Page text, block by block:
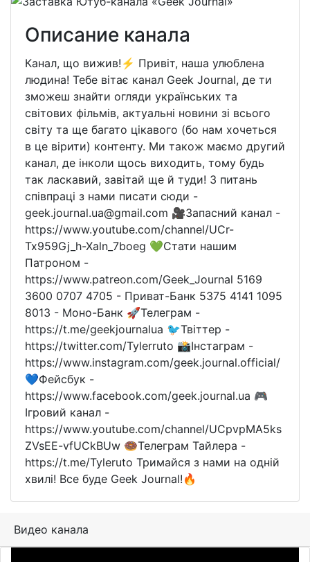
Описание канала
Канал, що вижив!⚡️ Привіт, наша улюблена
людина! Тебе вітає канал Geek Journal, де ти
зможеш знайти огляди українських та
світових фільмів, актуальні новини зі всього
світу та ще багато цікавого (бо нам хочеться
в це вірити) контенту. Ми також маємо другий
канал, де інколи щось виходить, тому будь
так ласкавий, завітай ще й туди! З питань
співпраці з нами писати сюди -
geek.journal.ua@gmail.com 🎥Запасний канал -
https://www.youtube.com/channel/UCr-
Tx959Gj_h-Xaln_7boeg 💚Стати нашим
Патроном -
https://www.patreon.com/Geek_Journal 5169
3600 0707 4705 - Приват-Банк 5375 4141 1095
8013 - Моно-Банк 🚀Телеграм -
https://t.me/geekjournalua 🐦Твіттер -
https://twitter.com/Tylerruto 📸Інстаграм -
https://www.instagram.com/geek.journal.official/
💙Фейсбук -
https://www.facebook.com/geek.journal.ua 🎮
Ігровий канал -
https://www.youtube.com/channel/UCpvpMA5ks
ZVsEE-vfUCkBUw 🍩Телеграм Тайлера -
https://t.me/Tyleruto Тримайся з нами на одній
хвилі! Все буде Geek Journal!🔥
Видео канала